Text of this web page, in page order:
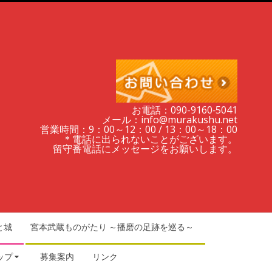
お電話：090-9160‐5041
メール：info@murakushu.net
営業時間：9：00～12：00 / 13：00～18：00
＊電話に出られないことがございます。
留守番電話にメッセージをお願いします。
城 宮本武蔵ものがたり ～播磨の足跡を巡る～
プ 募集案内 リンク